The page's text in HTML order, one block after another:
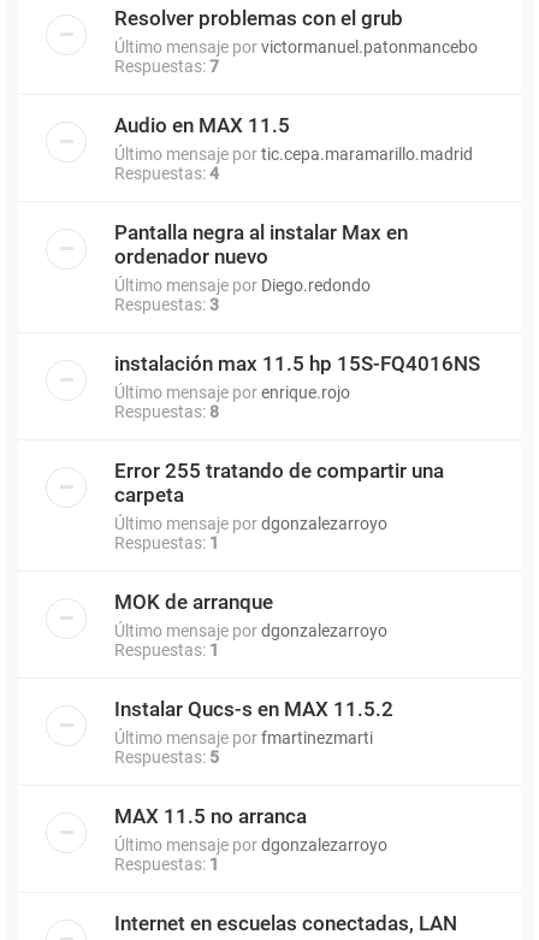
Resolver problemas con el grub
Último mensaje porvictormanuel.patonmancebo
Respuestas:7
Audio en MAX 11.5
Último mensaje portic.cepa.maramarillo.madrid
Respuestas:4
Pantalla negra al instalar Max en
ordenador nuevo
Último mensaje por Diego.redondo
Respuestas:3
instalación max 11.5 hp 15S-FQ4016NS
Último mensaje porenrique.rojo
Respuestas: 8
Error 255 tratando de compartir una
carpeta
Último mensaje pordgonzalezarroyo
Respuestas: 1
MOK de arranque
Último mensaje pordgonzalezarroyo
Respuestas: 1
Instalar Qucs-s en MAX 11.5.2
Último mensaje porfmartinezmarti
Respuestas: 5
MAX 11.5 no arranca
Último mensaje pordgonzalezarroyo
Respuestas: 1
Internet en escuelas conectadas, LAN